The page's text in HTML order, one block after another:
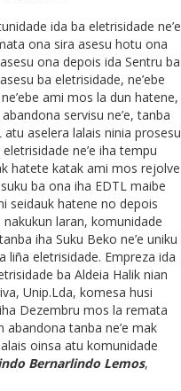
ida ba eletrisidade ne’e
ona sira asesu hotu ona
ona depois ida Sentru ba
ba eletrisidade, ne’ebe
ami mos la dun hatene,
servisu ne’e, tanba
atu aselera lalais ninia prosesu
ne’e iha tempu
hatete katak ami mos rejolve
ba ona iha EDTL maibe
seidauk hatene no depois
laran, komunidade
iha Suku Beko ne’e uniku
liña eletrisidade. Empreza ida
ba Aldeia Halik nian
Unip.Lda, komesa husi
Dezembru mos la remata
abandona tanba ne’e mak
oinsa atu komunidade
Bernarlindo Lemos,